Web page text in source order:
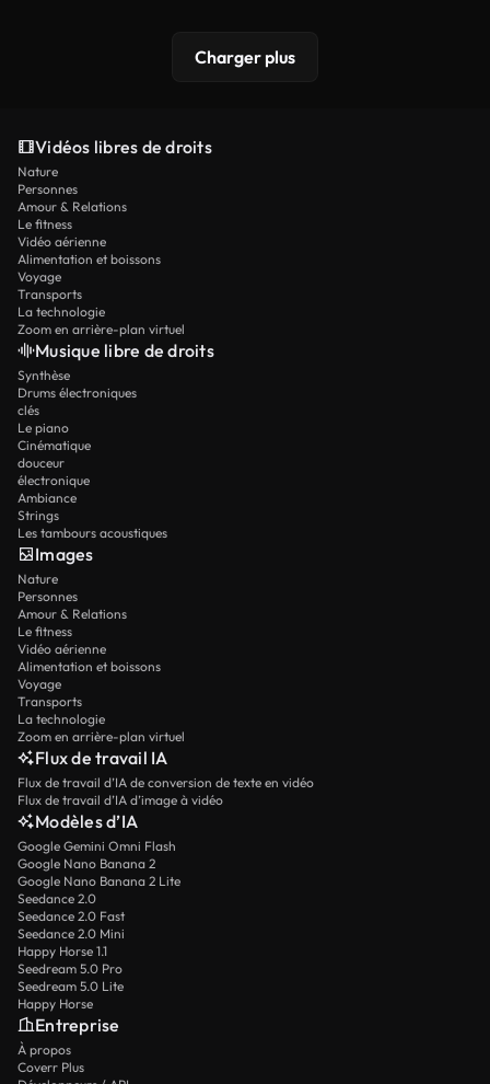
Charger plus
Vidéos libres de droits
Nature
Personnes
Amour & Relations
Le fitness
Vidéo aérienne
Alimentation et boissons
Voyage
Transports
La technologie
Zoom en arrière-plan virtuel
Musique libre de droits
Synthèse
Drums électroniques
clés
Le piano
Cinématique
douceur
électronique
Ambiance
Strings
Les tambours acoustiques
Images
Nature
Personnes
Amour & Relations
Le fitness
Vidéo aérienne
Alimentation et boissons
Voyage
Transports
La technologie
Zoom en arrière-plan virtuel
Flux de travail IA
Flux de travail d’IA de conversion de texte en vidéo
Flux de travail d’IA d’image à vidéo
Modèles d’IA
Google Gemini Omni Flash
Google Nano Banana 2
Google Nano Banana 2 Lite
Seedance 2.0
Seedance 2.0 Fast
Seedance 2.0 Mini
Happy Horse 1.1
Seedream 5.0 Pro
Seedream 5.0 Lite
Happy Horse
Entreprise
À propos
Coverr Plus